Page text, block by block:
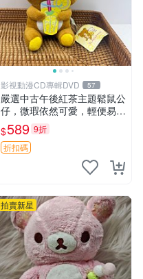
影視動漫CD專輯DVD 57
嚴選中古午後紅茶主題鬆鼠公
仔，微瑕依然可愛，輕便易運
送 二手收藏推薦 工廠直營 快
遞到府 中古 玩偶 公仔
$589 9折
折扣碼
拍賣新星